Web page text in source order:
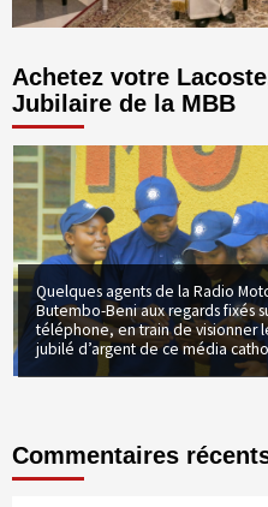
Achetez votre
Jubilaire de la MBB
Quelques agents de la Radio
Butembo-Beni aux regards fixés
téléphone, en train de visionner
jubilé d’argent de ce média
Commentaires